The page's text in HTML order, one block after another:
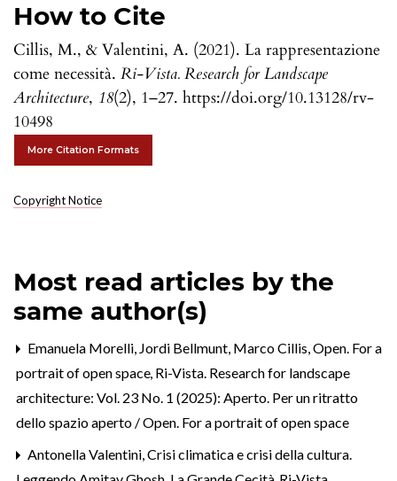
How to Cite
Cillis, M., & Valentini, A. (2021). La rappresentazione
come necessità. Ri-Vista. Research for Landscape
Architecture, 18(2), 1–27. https://doi.org/10.13128/rv-
10498
More Citation Formats
Copyright Notice
Most read articles by the
same author(s)
Emanuela Morelli, Jordi Bellmunt, Marco Cillis,Open. For a
portrait of open space, Ri-Vista. Research for landscape
architecture: Vol. 23 No. 1 (2025): Aperto. Per un ritratto
dello spazio aperto / Open. For a portrait of open space
Antonella Valentini,Crisi climatica e crisi della cultura.